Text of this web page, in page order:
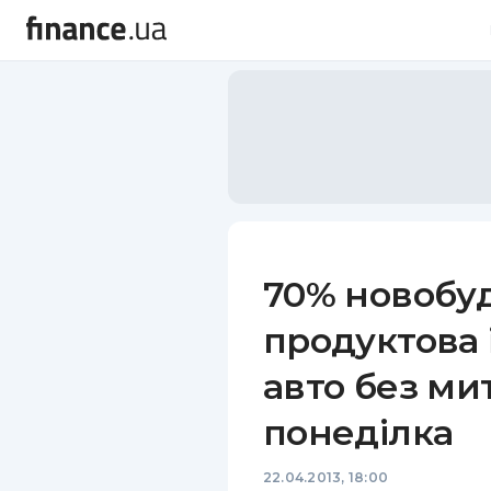
70%
продуктова
авто без
понеділка
22.04.2013, 18:00